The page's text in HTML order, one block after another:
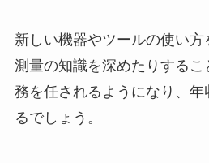
新しい機器やツールの使い方
測量の知識を深めたりする
務を任されるようになり、年
るでしょう。